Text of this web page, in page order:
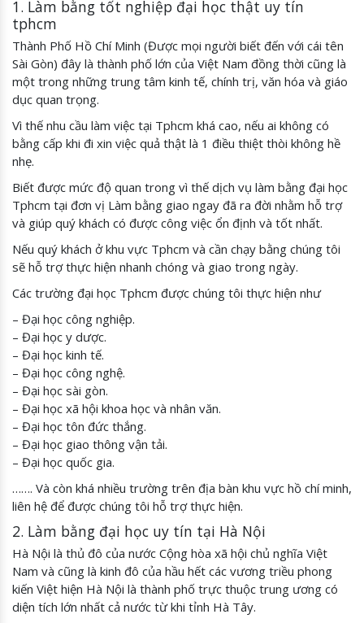
1. Làm bằng tốt nghiệp đại học thật uy tín
tphcm
Thành Phố Hồ Chí Minh (Được mọi người biết đến với cái tên
Sài Gòn) đây là thành phố lớn của Việt Nam đồng thời cũng là
một trong những trung tâm kinh tế, chính trị, văn hóa và giáo
dục quan trọng.
Vì thế nhu cầu làm việc tại Tphcm khá cao, nếu ai không có
bằng cấp khi đi xin việc quả thật là 1 điều thiệt thòi không hề
nhẹ.
Biết được mức độ quan trong vì thế dịch vụ làm bằng đại học
Tphcm tại đơn vị Làm bằng giao ngay đã ra đời nhằm hỗ trợ
và giúp quý khách có được công việc ổn định và tốt nhất.
Nếu quý khách ở khu vực Tphcm và cần chạy bằng chúng tôi
sẽ hỗ trợ thực hiện nhanh chóng và giao trong ngày.
Các trường đại học Tphcm được chúng tôi thực hiện như
– Đại học công nghiệp.
– Đại học y dược.
– Đại học kinh tế.
– Đại học công nghệ.
– Đại học sài gòn.
– Đại học xã hội khoa học và nhân văn.
– Đại học tôn đức thắng.
– Đại học giao thông vận tải.
– Đại học quốc gia.
……. Và còn khá nhiều trường trên địa bàn khu vực hồ chí minh,
liên hệ để được chúng tôi hỗ trợ thực hiện.
2. Làm bằng đại học uy tín tại Hà Nội
Hà Nội là thủ đô của nước Cộng hòa xã hội chủ nghĩa Việt
Nam và cũng là kinh đô của hầu hết các vương triều phong
kiến Việt hiện Hà Nội là thành phố trực thuộc trung ương có
diện tích lớn nhất cả nước từ khi tỉnh Hà Tây.